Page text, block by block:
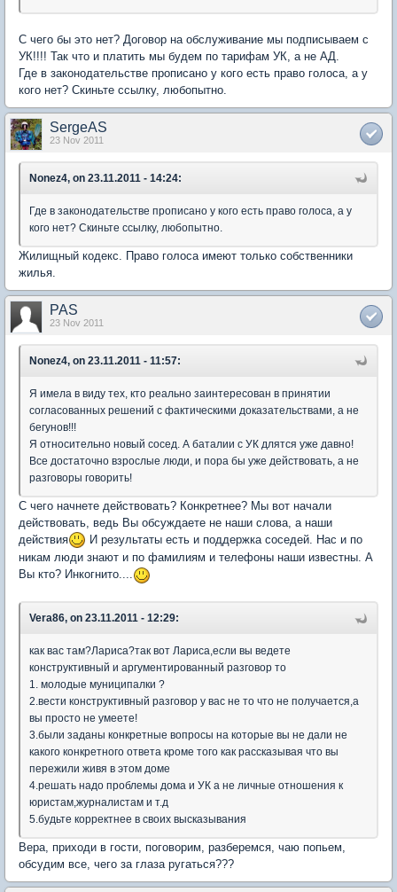
С чего бы это нет? Договор на обслуживание мы подписываем с
УК!!!! Так что и платить мы будем по тарифам УК, а не АД.
Где в законодательстве прописано у кого есть право голоса, а у
кого нет? Скиньте ссылку, любопытно.
SergeAS
23 Nov 2011
Nonez4, on 23.11.2011 - 14:24:
Где в законодательстве прописано у кого есть право голоса, а у
кого нет? Скиньте ссылку, любопытно.
Жилищный кодекс. Право голоса имеют только собственники
жилья.
PAS
23 Nov 2011
Nonez4, on 23.11.2011 - 11:57:
Я имела в виду тех, кто реально заинтересован в принятии
согласованных решений с фактическими доказательствами, а не
бегунов!!!
Я относительно новый сосед. А баталии с УК длятся уже давно!
Все достаточно взрослые люди, и пора бы уже действовать, а не
разговоры говорить!
С чего начнете действовать? Конкретнее? Мы вот начали
действовать, ведь Вы обсуждаете не наши слова, а наши
действия
И результаты есть и поддержка соседей. Нас и по
никам люди знают и по фамилиям и телефоны наши известны. А
Вы кто? Инкогнито....
Vera86, on 23.11.2011 - 12:29:
как вас там?Лариса?так вот Лариса,если вы ведете
конструктивный и аргументированный разговор то
1. молодые муниципалки ?
2.вести конструктивный разговор у вас не то что не получается,а
вы просто не умеете!
3.были заданы конкретные вопросы на которые вы не дали не
какого конкретного ответа кроме того как рассказывая что вы
пережили живя в этом доме
4.решать надо проблемы дома и УК а не личные отношения к
юристам,журналистам и т.д
5.будьте корректнее в своих высказывания
Вера, приходи в гости, поговорим, разберемся, чаю попьем,
обсудим все, чего за глаза ругаться???